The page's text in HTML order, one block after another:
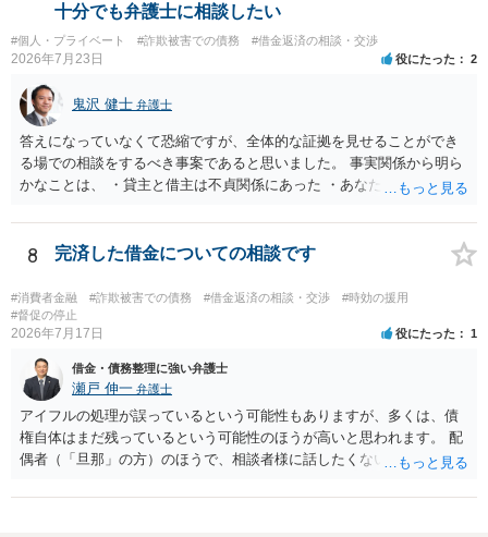
十分でも弁護士に相談したい
#個人・プライベート #詐欺被害での債務 #借金返済の相談・交渉
2026年7月23日 役にたった 2
鬼沢 健士 弁護士
答えになっていなくて恐縮ですが、全体的な証拠を見せることができ
る場での相談をするべき事案であると思いました。 事実関係から明ら
かなことは、 ・貸主と借主は不貞関係にあった ・あなたから相手に金
想されるのは、 ・もらったものだ ・貸したかもしれないが、不法原因
給付ではない でしょう。 書かれた情報だけからは、不法原因給付であ
らといって不法原因給付になるわけではありません。 あなたが性行為
をしたくてお金を払ってお願いしていたという事情などが必要です。
8 完済した借金についての相談です
#消費者金融 #詐欺被害での債務 #借金返済の相談・交渉
#時効の援用
#督促の停止
2026年7月17日 役にたった 1
借金・債務整理に強い弁護士
瀬戸 伸一 弁護士
アイフルの処理が誤っているという可能性もありますが、多くは、債
権自体はまだ残っているという可能性のほうが高いと思われます。 配
偶者（「旦那」の方）のほうで、相談者様に話したくない事情等もあ
援用という方法も取れる可能性があるため、御主人に法律事務所に相